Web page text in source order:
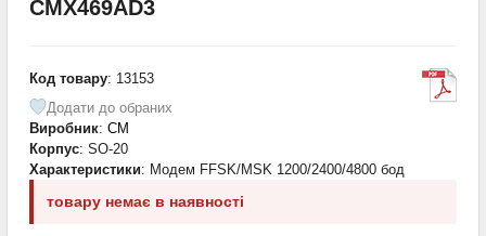
CMX469AD3
Код товару: 13153
Додати до обраних
Виробник: CM
Корпус: SO-20
Характеристики: Модем FFSK/MSK 1200/2400/4800 бод
товару немає в наявності